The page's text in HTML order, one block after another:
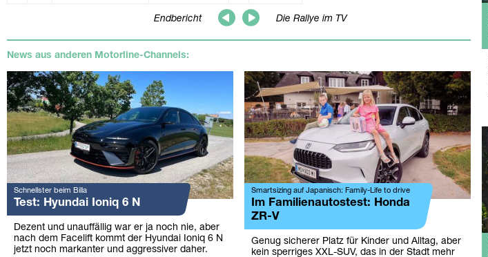
Endbericht Die Rallye im TV
News aus anderen Motorline-Channels:
Schnellster beim Billa
Test: Hyundai Ioniq 6 N
Dezent und unauffällig war er ja noch nie, aber
nach dem Facelift kommt der Hyundai Ioniq 6 N
jetzt noch markanter und aggressiver daher.
Smartsizing auf Japanisch: Family-Life to drive
Im Familienautostest: Honda
ZR-V
Genug sicherer Platz für Kinder und Alltag, aber
kein sperriges XXL-SUV, das in der Stadt mehr